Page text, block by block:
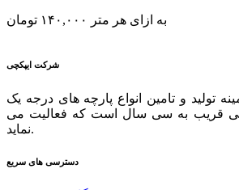
۱۴۰,۰۰۰ تومان به ازای هر متر
شرکت ایپکچی
تولید و تامین انواع پارچه های درجه یک
قریب به سی سال است که فعالیت می
نماید.
دسترسی های سریع